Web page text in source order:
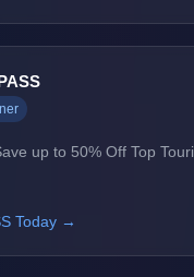
up to 50% Off Top
Today →